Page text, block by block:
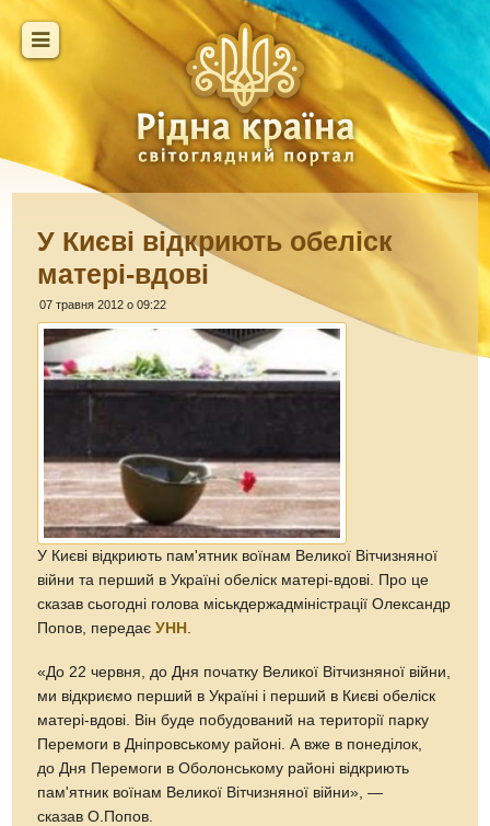
У Києві відкриють обеліск
матері-вдові
07 травня 2012 о 09:22
У Києві відкриють пам'ятник воїнам Великої Вітчизняної
війни та перший в Україні обеліск матері-вдові. Про це
сказав сьогодні голова міськдержадміністрації Олександр
Попов, передаєУНН
«До 22 червня, до Дня початку Великої Вітчизняної війни,
ми відкриємо перший в Україні і перший в Києві обеліск
матері-вдові. Він буде побудований на території парку
Перемоги в Дніпровському районі. А вже в понеділок,
до Дня Перемоги в Оболонському районі відкриють
пам'ятник воїнам Великої Вітчизняної війни», —
сказав О.Попов.